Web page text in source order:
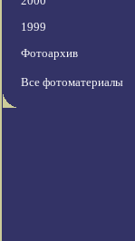
1999
Фотоархив
Все фотоматериалы